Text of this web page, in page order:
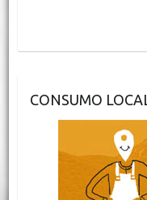
CONSUMO LOCAL